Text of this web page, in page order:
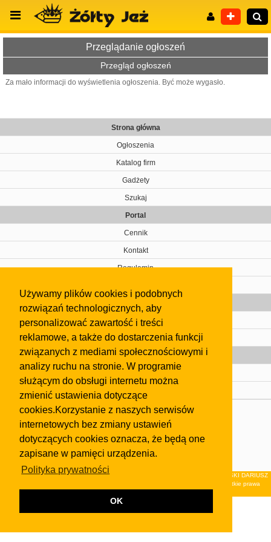
Używamy plików cookies i podobnych
rozwiązań technologicznych, aby
personalizować zawartość i treści
reklamowe, a także do dostarczenia funkcji
związanych z mediami społecznościowymi i
analizy ruchu na stronie. W programie
służącym do obsługi internetu można
zmienić ustawienia dotyczące
cookies.Korzystanie z naszych serwisów
internetowych bez zmiany ustawień
dotyczących cookies oznacza, że będą one
zapisane w pamięci urządzenia.
Polityka prywatności
OK
Przeglądanie ogłoszeń
Przegląd ogłoszeń
Za mało informacji do wyświetlenia ogłoszenia. Być może wygasło.
Strona główna
Ogłoszenia
Katalog firm
Gadżety
Szukaj
Portal
Cennik
Kontakt
Regulamin
Gazeta
Olkusz
Kontakt
Strefa dla biznesu
Biura nieruchomości
Dealerzy i autokomisy
Skontaktuj się z nami
regulaminuiPolityki Prywatności.
Klauzula FB
© 2026Wydawnictwo NEON sp. z o.o. (dawniej: FIRMA NEON MAREK KLUCZEWSKI DARIUSZ
KRAWCZYK s.c.) z siedzibą w Olkuszu, ul.Żuradzka 15, 32-300 Olkusz . Wszystkie prawa